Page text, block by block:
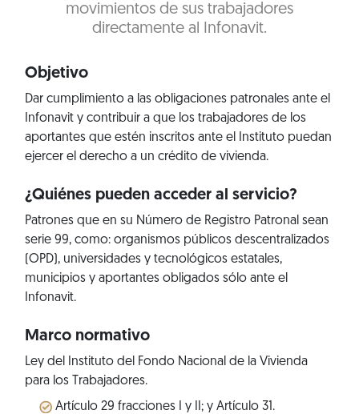
movimientos de sus trabajadores
directamente al Infonavit.
Objetivo
Dar cumplimiento a las obligaciones patronales ante el
Infonavit y contribuir a que los trabajadores de los
aportantes que estén inscritos ante el Instituto puedan
ejercer el derecho a un crédito de vivienda.
¿Quiénes pueden acceder al servicio?
Patrones que en su Número de Registro Patronal sean
serie 99, como: organismos públicos descentralizados
(OPD), universidades y tecnológicos estatales,
municipios y aportantes obligados sólo ante el
Infonavit.
Marco normativo
Ley del Instituto del Fondo Nacional de la Vivienda
para los Trabajadores.
Artículo 29 fracciones I y II; y Artículo 31.